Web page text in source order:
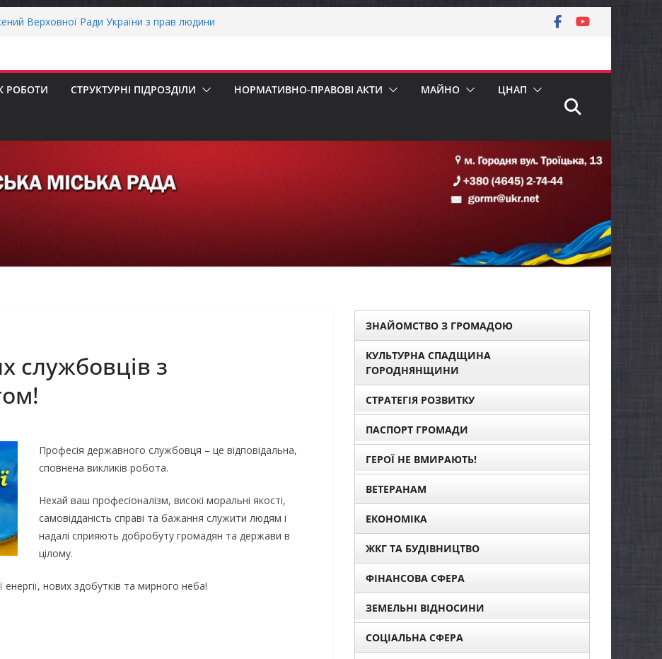
Верховної Ради України з прав людини
РОБОТИ СТРУКТУРНІ ПІДРОЗДІЛИ НОРМАТИВНО-ПРАВОВІ АКТИ МАЙНО ЦНАП
службовців з
Професія державного службовця – це відповідальна,
сповнена викликів робота.
Нехай ваш професіоналізм, високі моральні якості,
самовідданість справі та бажання служити людям і
надалі сприяють добробуту громадян та держави в
цілому.
нових здобутків та мирного неба!
ЗНАЙОМСТВО З ГРОМАДОЮ
КУЛЬТУРНА СПАДЩИНА
ГОРОДНЯНЩИНИ
СТРАТЕГІЯ РОЗВИТКУ
ПАСПОРТ ГРОМАДИ
ГЕРОЇ НЕ ВМИРАЮТЬ!
ВЕТЕРАНАМ
ЕКОНОМІКА
ЖКГ ТА БУДІВНИЦТВО
ФІНАНСОВА СФЕРА
ЗЕМЕЛЬНІ ВІДНОСИНИ
СОЦІАЛЬНА СФЕРА